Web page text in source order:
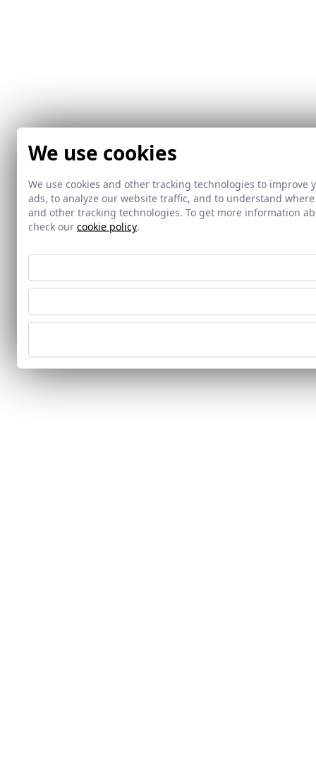
We use cookies
We use cookies and other tracking technologies to
ads, to analyze our website traffic, and to understand
and other tracking technologies. To get more information
check our cookie policy.